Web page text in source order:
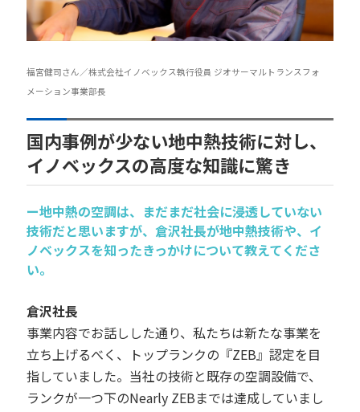
福宮健司さん／株式会社イノベックス執行役員 ジオサーマルトランスフォ
メーション事業部長
国内事例が少ない地中熱技術に対し、
イノベックスの高度な知識に驚き
ー地中熱の空調は、まだまだ社会に浸透していない
技術だと思いますが、倉沢社長が地中熱技術や、イ
ノベックスを知ったきっかけについて教えてくださ
い。
倉沢社長
事業内容でお話しした通り、私たちは新たな事業を
立ち上げるべく、トップランクの『ZEB』認定を目
指していました。当社の技術と既存の空調設備で、
ランクが一つ下のNearly ZEBまでは達成していまし